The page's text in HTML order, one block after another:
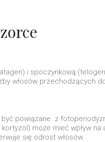
i spoczynkową
włosów przechodzących
powiązane z
może mieć wpływ
się odrost włosów.